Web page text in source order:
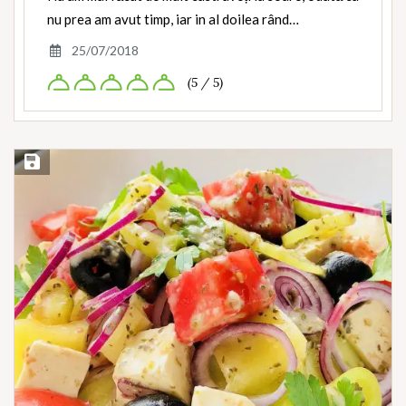
nu prea am avut timp, iar in al doilea rând…
25/07/2018
(5 / 5)
Save Recipe